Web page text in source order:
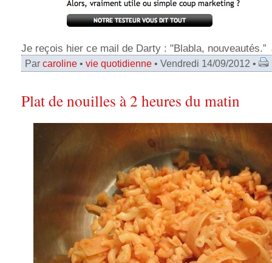
Je reçois hier ce mail de Darty : "Blabla, nouveautés.”
Par caroline • vie quotidienne • Vendredi 14/09/2012 •
Plat de nouilles à 2 heures du matin